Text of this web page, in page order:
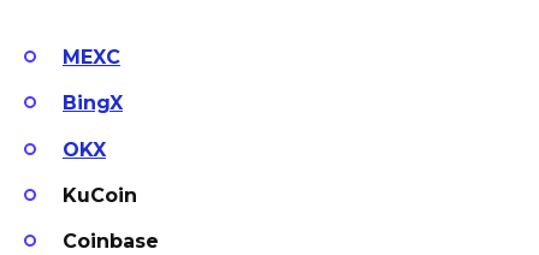
MEXC
BingX
OKX
KuCoin
Coinbase